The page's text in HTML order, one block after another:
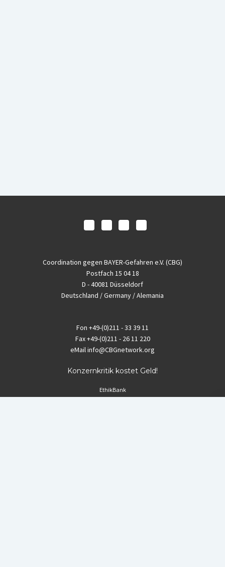
Coordination gegen BAYER-Gefahren e.V. (CBG)
Postfach 15 04 18
D - 40081 Düsseldorf
Deutschland / Germany / Alemania
Fon +49-(0)211 - 33 39 11
Fax+49-(0)211 - 26 11 220
eMailinfo@CBGnetwork.org
Konzernkritik kostet Geld!
EthikBank
IBAN DE94 8309 4495 0003 1999 91